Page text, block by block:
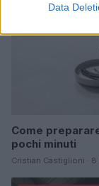
Data
Come
pochi minuti
Cristian Castiglioni ·